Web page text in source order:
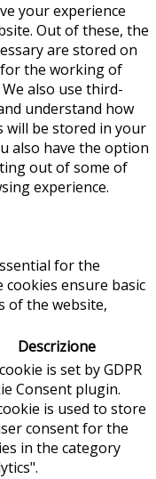
your experience
Out of these, the
are stored on
the working of
also use third-
understand how
will be stored in your
also have the option
out of some of
experience.
for the
ensure basic
of the website,
Descrizione
is set by GDPR
Consent plugin.
is used to store
consent for the
in the category